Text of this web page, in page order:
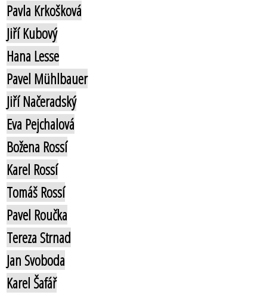
Pavla Krkošková
Jiří Kubový
Hana Lesse
Pavel Mühlbauer
Jiří Načeradský
Eva Pejchalová
Božena Rossí
Karel Rossí
Tomáš Rossí
Pavel Roučka
Tereza Strnad
Jan Svoboda
Karel Šafář